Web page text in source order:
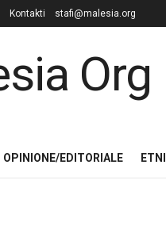
Kontakti stafi@malesia.org
OPINIONE/EDITORIALE